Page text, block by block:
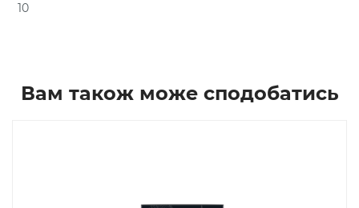
10
Вам також може сподобатись